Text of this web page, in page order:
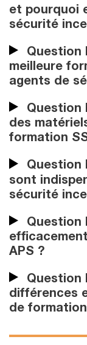
et pourquoi
sécurité
Question
meilleure
agents de
Question
des
formation
Question
sont
sécurité
Question
APS ?
Question
différences
de formation